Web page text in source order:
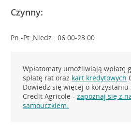
Czynny:
Pn.-Pt.,Niedz.: 06:00-23:00
Wpłatomaty umożliwiają wpłatę
spłatę rat oraz kart kredytowych
Dowiedz się więcej o korzystaniu
Credit Agricole -zapoznaj się z
samouczkiem.